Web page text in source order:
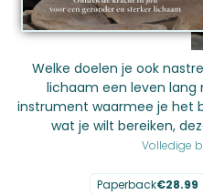
Welke doelen je ook
lichaam een leven lang
instrument waarmee je het
wat je wilt bereiken,
Volledige
Paperback€28.99